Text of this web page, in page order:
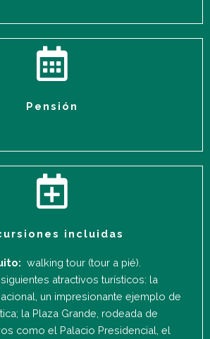
Pensión
incluidas
walking tour (tour a pié).
atractivos turísticos: la
un impresionante ejemplo de
la Plaza Grande, rodeada de
como el Palacio Presidencial, el